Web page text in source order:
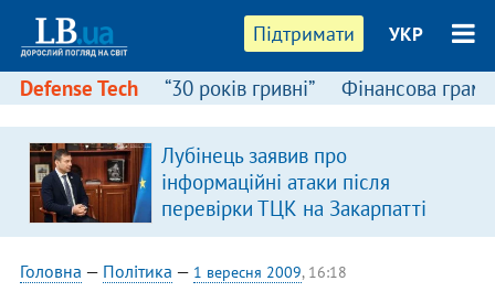
Підтримати УКР
Defense Tech “30 років гривні” Фінансова
Лубінець заявив про
інформаційні атаки після
перевірки ТЦК на Закарпатті
Головна — Політика — 1 вересня 2009, 16:18